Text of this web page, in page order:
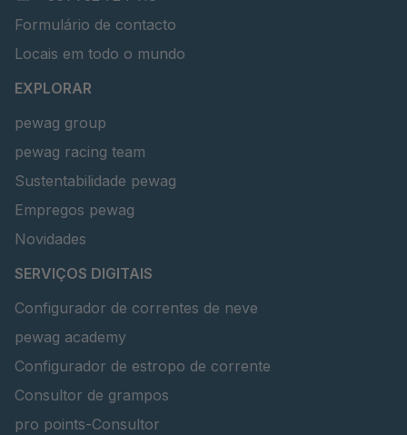
Formulário de contacto
Locais em todo o mundo
EXPLORAR
pewag group
pewag racing team
Sustentabilidade pewag
Empregos pewag
Novidades
SERVIÇOS DIGITAIS
Configurador de correntes de neve
pewag academy
Configurador de estropo de corrente
Consultor de grampos
pro points-Consultor